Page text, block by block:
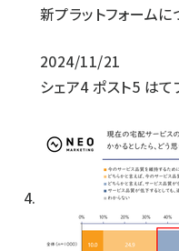
新プラットフォームに
2024/11/21
シェア4 ポスト5 はて